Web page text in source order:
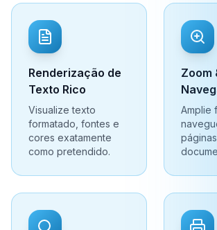
Renderização de
Texto Rico
Visualize texto
formatado, fontes e
cores exatamente
como pretendido.
Zoom
Amplie